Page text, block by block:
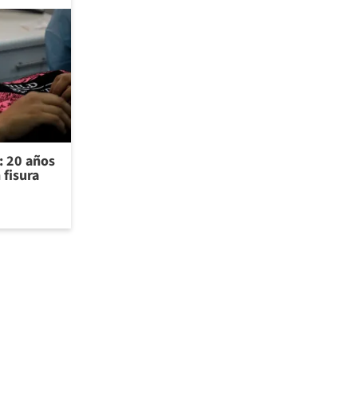
20 años
fisura